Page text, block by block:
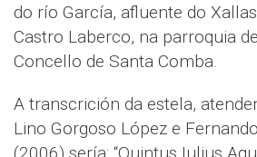
do río García, afluente do
Castro Laberco, na parroquia
Concello de Santa Comba.
A transcrición da estela,
Lino Gorgoso López e
(2006) sería: “Quintus Iulius